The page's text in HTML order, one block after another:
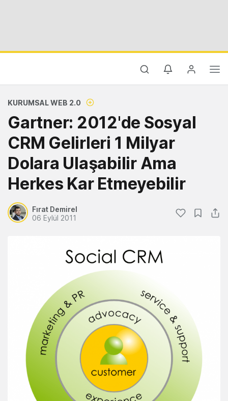
KURUMSAL WEB 2.0
Gartner: 2012'de Sosyal
CRM Gelirleri 1 Milyar
Dolara Ulaşabilir Ama
Herkes Kar Etmeyebilir
Fırat Demirel
06 Eylül 2011